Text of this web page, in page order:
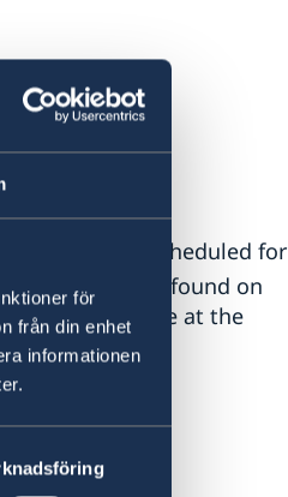
för
från din enhet
informationen
county is scheduled for
abroad can be found on
abroad can vote at the